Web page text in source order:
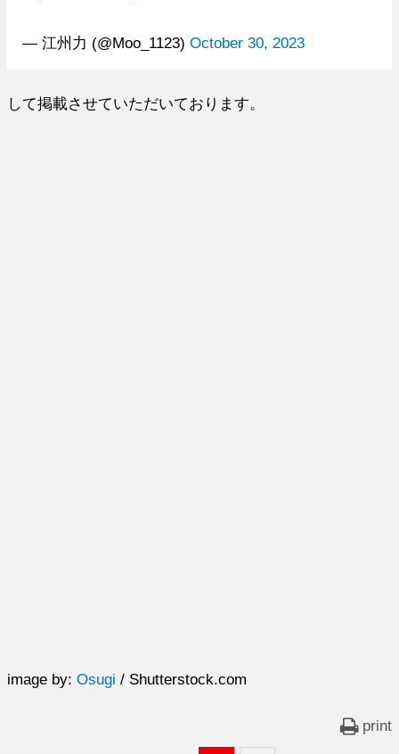
— 江州力 (@Moo_1123) October 30, 2023
して掲載させていただいております。
image by:Osugi / Shutterstock.com
print